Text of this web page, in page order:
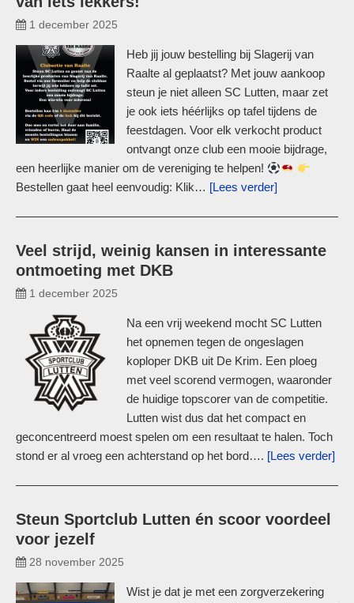
1 december 2025
Heb jij jouw bestelling bij Slagerij van
Raalte al geplaatst? Met jouw aankoop
steun je niet alleen SC Lutten, maar zet
je ook iets héérlijks op tafel tijdens de
feestdagen. Voor elk verkocht product
ontvangt onze club een mooie bijdrage,
een heerlijke manier om de vereniging te helpen!
Bestellen gaat heel eenvoudig: Klik… [Lees verder]
Veel strijd, weinig kansen in interessante
ontmoeting met DKB
1 december 2025
Na een vrij weekend mocht SC Lutten
het opnemen tegen de ongeslagen
koploper DKB uit De Krim. Een ploeg
met veel scorend vermogen, waaronder
de huidige topscorer van de competitie.
Lutten wist dus dat het compact en
geconcentreerd moest spelen om een resultaat te halen. Toch
stond er al vroeg een achterstand op het bord…. [Lees verder]
Steun Sportclub Lutten én scoor voordeel
voor jezelf
28 november 2025
Wist je dat je met een zorgverzekering